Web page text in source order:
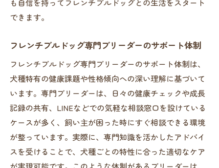
も自信を持ってフレンチブルドッグとの生活をスタート
できます。
フレンチブルドッグ専門ブリーダーのサポート体制
フレンチブルドッグ専門ブリーダーのサポート体制は、
犬種特有の健康課題や性格傾向への深い理解に基づいて
います。専門ブリーダーは、日々の健康チェックや成長
記録の共有、LINEなどでの気軽な相談窓口を設けている
ケースが多く、飼い主が困った時にすぐ相談できる環境
が整っています。実際に、専門知識を活かしたアドバイ
スを受けることで、犬種ごとの特性に合った適切なケア